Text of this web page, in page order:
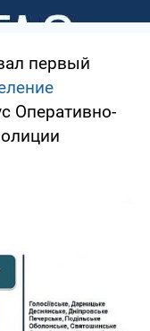
первый
Оперативно-